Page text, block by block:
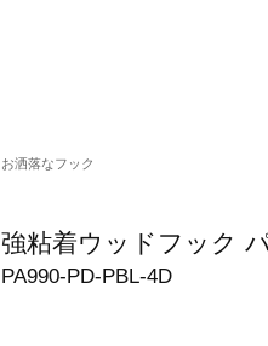
お洒落なフック
強粘着ウッドフック
PA990-PD-PBL-4D